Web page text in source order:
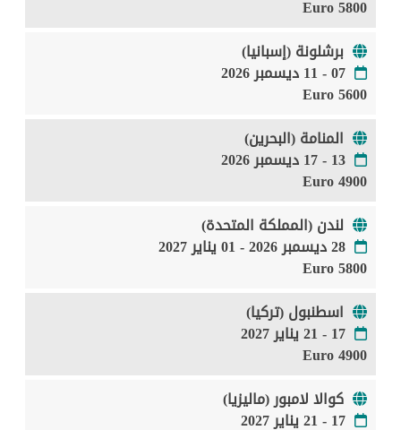
5800 Euro
برشلونة (إسبانيا)
07 - 11 ديسمبر 2026
5600 Euro
المنامة (البحرين)
13 - 17 ديسمبر 2026
4900 Euro
لندن (المملكة المتحدة)
28 ديسمبر 2026 - 01 يناير 2027
5800 Euro
اسطنبول (تركيا)
17 - 21 يناير 2027
4900 Euro
كوالا لامبور (ماليزيا)
17 - 21 يناير 2027